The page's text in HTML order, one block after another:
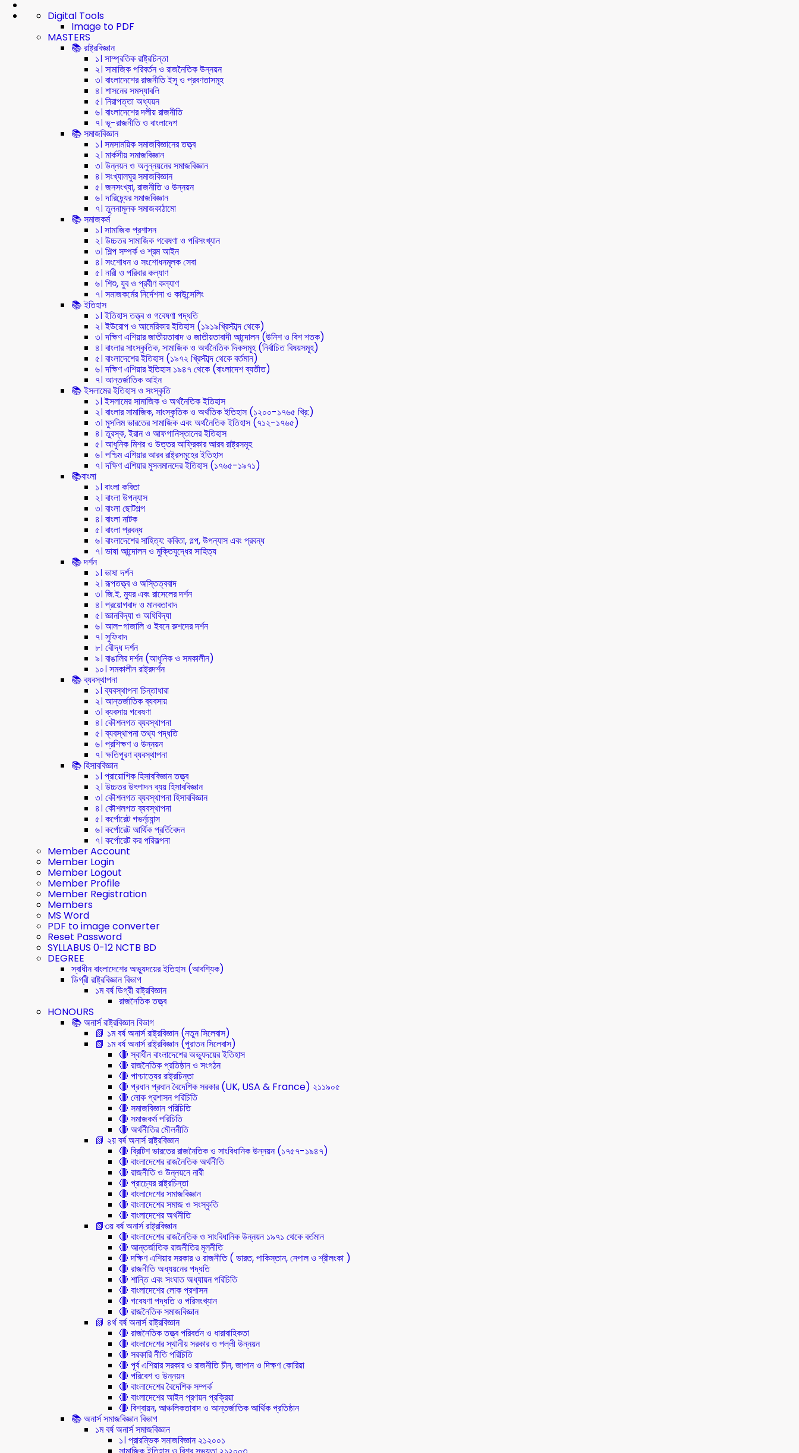
Digital Tools
Image to PDF
MASTERS
📚 রাষ্ট্রবিজ্ঞান
১। সাম্প্রতিক রাষ্ট্রচিন্তা
২। সামাজিক পরিবর্তন ও রাজনৈতিক উন্নয়ন
৩। বাংলাদেশের রাজনীতি ইসু ও প্রবণতাসমূহ
৪। শাসনের সমস্যাবলি
৫। নিরাপত্তা অধ্যয়ন
৬। বাংলাদেশের দলীয় রাজনীতি
৭। ভূ-রাজনীতি ও বাংলাদেশ
📚 সমাজবিজ্ঞান
১। সমসাময়িক সমাজবিজ্ঞানের তত্ত্ব
২। মার্কসীয় সমাজবিজ্ঞান
৩। উন্নয়ন ও অনুন্নয়নের সমাজবিজ্ঞান
৪। সংখ্যালঘুর সমাজবিজ্ঞান
৫। জনসংখ্যা, রাজনীতি ও উন্নয়ন
৬। দারিদ্র্যের সমাজবিজ্ঞান
৭। তুলনামূলক সমাজকাঠামো
📚 সমাজকর্ম
১। সামাজিক প্রশাসন
২। উচ্চতর সামাজিক গবেষণা ও পরিসংখ্যান
৩। শিল্প সম্পর্ক ও শ্রম আইন
৪। সংশোধন ও সংশোধনমূলক সেবা
৫। নারী ও পরিবার কল্যাণ
৬। শিশু, যুব ও প্রবীণ কল্যাণ
৭। সমাজকর্মের নির্দেশনা ও কাউন্সেলিং
📚 ইতিহাস
১। ইতিহাস তত্ত্ব ও গবেষণা পদ্ধতি
২। ইউরোপ ও আমেরিকার ইতিহাস (১৯১৯খ্রিস্টাব্দ থেকে)
৩। দক্ষিণ এশিয়ার জাতীয়তাবাদ ও জাতীয়তাবাদী আন্দোলন (উনিশ ও বিশ শতক)
৪। বাংলার সাংস্কৃতিক, সামাজিক ও অর্থনৈতিক দিকসমূহ (নির্বাচিত বিষয়সমূহ)
৫। বাংলাদেশের ইতিহাস (১৯৭২ খ্রিস্টাব্দ থেকে বর্তমান)
৬। দক্ষিণ এশিয়ার ইতিহাস ১৯৪৭ থেকে (বাংলাদেশ ব্যতীত)
৭। আন্তর্জাতিক আইন
📚 ইসলামের ইতিহাস ও সংস্কৃতি
১। ইসলামের সামাজিক ও অর্থনৈতিক ইতিহাস
২। বাংলার সামাজিক, সাংস্কৃতিক ও অর্থতিক ইতিহাস (১২০০-১৭৬৫ খ্রি:)
৩। মুসলিম ভারতের সামাজিক এবং অর্থনৈতিক ইতিহাস (৭১২-১৭৬৫)
৪। তুরস্ক, ইরান ও আফগানিস্তানের ইতিহাস
৫। আধুনিক মিশর ও উত্তর আফ্রিকার আরব রাষ্ট্রসমূহ
৬। পশ্চিম এশিয়ার আরব রাষ্ট্রসমূহের ইতিহাস
৭। দক্ষিণ এশিয়ার মুসলমানদের ইতিহাস (১৭৬৫-১৯৭১)
📚বাংলা
১। বাংলা কবিতা
২। বাংলা উপন্যাস
৩। বাংলা ছোটগল্প
৪। বাংলা নাটক
৫। বাংলা প্রবন্ধ
৬। বাংলাদেশের সাহিত্য: কবিতা, গল্প, উপন্যাস এবং প্রবন্ধ
৭। ভাষা আন্দোলন ও মুক্তিযুদ্ধের সাহিত্য
📚 দর্শন
১। ভাষা দর্শন
২। রূপতত্ত্ব ও অস্তিত্ববাদ
৩। জি.ই. ম্যুর এবং রাসেলের দর্শন
৪। প্রয়োগবাদ ও মানবতাবাদ
৫। জ্ঞানবিদ্যা ও অধিবিদ্যা
৬। আল-গাজালি ও ইবনে রুশদের দর্শন
৭। সুফিবাদ
৮। বৌদ্ধ দর্শন
৯। বাঙালির দর্শন (আধুনিক ও সমকালীন)
১০। সমকালীন রাষ্ট্রদর্শন
📚 ব্যবস্থাপনা
১। ব্যবস্থাপনা চিন্তাধারা
২। আন্তর্জাতিক ব্যবসায়
৩। ব্যবসায় গবেষণা
৪। কৌশলগত ব্যবস্থাপনা
৫। ব্যবস্থাপনা তথ্য পদ্ধতি
৬। প্রশিক্ষণ ও উন্নয়ন
৭। ক্ষতিপূরণ ব্যবস্থাপনা
📚 হিসাববিজ্ঞান
১। প্রায়োগিক হিসাববিজ্ঞান তত্ত্ব
২। উচ্চতর উৎপাদন ব্যয় হিসাববিজ্ঞান
৩। কৌশলগত ব্যবস্থাপনা হিসাববিজ্ঞান
৪। কৌশলগত ব্যবস্থাপনা
৫। কর্পোরেট গভর্ন্য্যান্স
৬। কর্পোরেট আর্থিক প্রর্তিবেদন
৭। কর্পোরেট কর পরিকল্পনা
Member Account
Member Login
Member Logout
Member Profile
Member Registration
Members
MS Word
PDF to image converter
Reset Password
SYLLABUS 0-12 NCTB BD
DEGREE
স্বাধীন বাংলাদেশের অভ্যুদয়ের ইতিহাস (আবশ্যিক)
ডিগ্রী রাষ্ট্রবিজ্ঞান বিভাগ
১ম বর্ষ ডিগ্রী রাষ্ট্রবিজ্ঞান
রাজনৈতিক তত্ত্ব
HONOURS
📚 অনার্স রাষ্ট্রবিজ্ঞান বিভাগ
📗 ১ম বর্ষ অনার্স রাষ্ট্রবিজ্ঞান (নতুন সিলেবাস)
📗 ১ম বর্ষ অনার্স রাষ্ট্রবিজ্ঞান (পুরাতন সিলেবাস)
🔴 স্বাধীন বাংলাদেশের অভ্যুদয়ের ইতিহাস
🔴 রাজনৈতিক প্রতিষ্ঠান ও সংগঠন
🔴 পাশ্চাত্যের রাষ্ট্রচিন্তা
🔴 প্রধান প্রধান বৈদেশিক সরকার (UK, USA & France) ২১১৯০৫
🔴 লোক প্রশাসন পরিচিতি
🔴 সমাজবিজ্ঞান পরিচিতি
🔴 সমাজকর্ম পরিচিতি
🔴 অর্থনীতির মৌলনীতি
📗 ২য় বর্ষ অনার্স রাষ্ট্রবিজ্ঞান
🔴 ব্রিটিশ ভারতের রাজনৈতিক ও সাংবিধানিক উন্নয়ন (১৭৫৭-১৯৪৭)
🔴 বাংলাদেশের রাজনৈতিক অর্থনীতি
🔴 রাজনীতি ও উন্নয়নে নারী
🔴 প্রাচ্যের রাষ্ট্রচিন্তা
🔴 বাংলাদেশের সমাজবিজ্ঞান
🔴 বাংলাদেশের সমাজ ও সংস্কৃতি
🔴 বাংলাদেশের অর্থনীতি
📗৩য় বর্ষ অনার্স রাষ্ট্রবিজ্ঞান
🔴 বাংলাদেশের রাজনৈতিক ও সাংবিধানিক উন্নয়ন ১৯৭১ থেকে বর্তমান
🔴 আন্তর্জাতিক রাজনীতির মূলনীতি
🔴 দক্ষিণ এশিয়ার সরকার ও রাজনীতি ( ভারত, পাকিস্তান, নেপাল ও শ্রীলংকা )
🔴 রাজনীতি অধ্যয়নের পদ্ধতি
🔴 শান্তি এবং সংঘাত অধ্যায়ন পরিচিতি
🔴 বাংলাদেশের লোক প্রশাসন
🔴 গবেষণা পদ্ধতি ও পরিসংখ্যান
🔴 রাজনৈতিক সমাজবিজ্ঞান
📗 ৪র্থ বর্ষ অনার্স রাষ্ট্রবিজ্ঞান
🔴 রাজনৈতিক তত্ত্ব পরিবর্তন ও ধারাবাহিকতা
🔴 বাংলাদেশের স্থানীয় সরকার ও পল্লী উন্নয়ন
🔴 সরকারি নীতি পরিচিতি
🔴 পূর্ব এশিয়ার সরকার ও রাজনীতি চীন, জাপান ও দিক্ষণ কোরিয়া
🔴 পরিবেশ ও উন্নয়ন
🔴 বাংলাদেশের বৈদেশিক সম্পর্ক
🔴 বাংলাদেশের আইন প্রণয়ন প্রক্রিয়া
🔴 বিশ্বায়ন, আঞ্চলিকতাবাদ ও আন্তর্জাতিক আর্থিক প্রতিষ্ঠান
📚 অনার্স সমাজবিজ্ঞান বিভাগ
১ম বর্ষ অনার্স সমাজবিজ্ঞান
১। প্রারম্ভিক সমাজবিজ্ঞান ২১২০০১